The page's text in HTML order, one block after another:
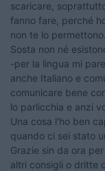
scaricare,
fanno fare, perché
non te lo
Sosta non né
-per la lingua mi
anche Italiano e
comunicare bene
lo parlicchia e anzi
Una cosa l'ho ben
quando ci sei stato
Grazie sin da ora
altri consigli o dritte